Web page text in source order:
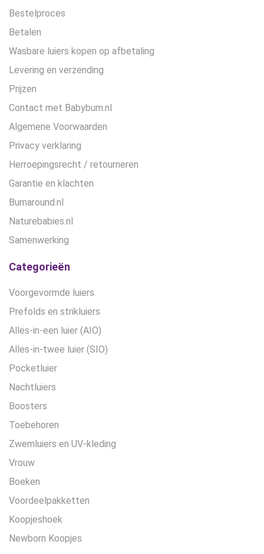
Bestelproces
Betalen
Wasbare luiers kopen op afbetaling
Levering en verzending
Prijzen
Contact met Babybum.nl
Algemene Voorwaarden
Privacy verklaring
Herroepingsrecht / retourneren
Garantie en klachten
Bumaround.nl
Naturebabies.nl
Samenwerking
Categorieën
Voorgevormde luiers
Prefolds en strikluiers
Alles-in-een luier (AIO)
Alles-in-twee luier (SIO)
Pocketluier
Nachtluiers
Boosters
Toebehoren
Zwemluiers en UV-kleding
Vrouw
Boeken
Voordeelpakketten
Koopjeshoek
Newborn Koopjes